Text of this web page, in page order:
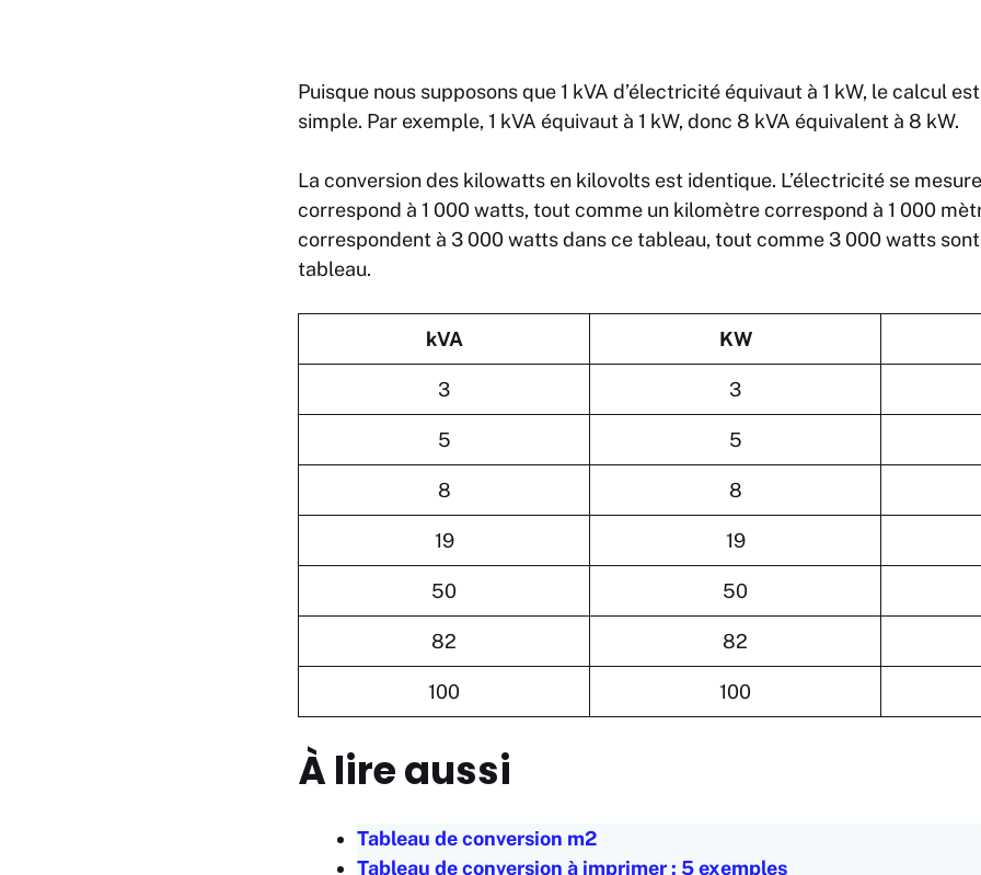
Puisque nous supposons que 1 kVA d’électricité équivaut à 1 kW, le calcul
simple. Par exemple, 1 kVA équivaut à 1 kW, donc 8 kVA équivalent à 8 kW.
La conversion des kilowatts en kilovolts est identique. L’électricité se
correspond à 1 000 watts, tout comme un kilomètre correspond à 1 000
correspondent à 3 000 watts dans ce tableau, tout comme 3 000 watts
tableau.
kVA KW
3 3
5 5
8 8
19 19
50 50
82 82
100 100
À lire aussi
Tableau de conversion m2
Tableau de conversion à imprimer : 5 exemples